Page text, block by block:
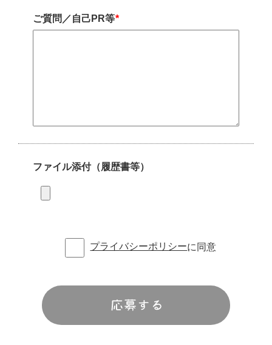
ご質問／自己PR等*
ファイル添付（履歴書等）
プライバシーポリシーに同意